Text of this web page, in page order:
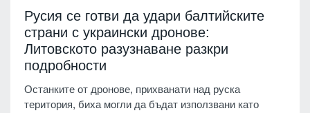
Русия се готви да удари балтийските
страни с украински дронове:
Литовското разузнаване разкри
подробности
Останките от дронове, прихванати над руска
територия, биха могли да бъдат използвани като